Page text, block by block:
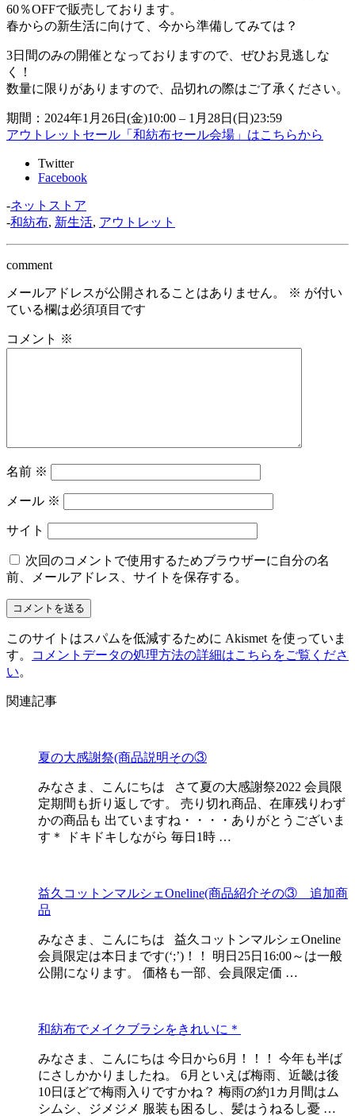
60％OFFで販売しております。
春からの新生活に向けて、今から準備してみては？
3日間のみの開催となっておりますので、ぜひお見逃しな
く！
数量に限りがありますので、品切れの際はご了承ください。
期間：2024年1月26日(金)10:00 – 1月28日(日)23:59
アウトレットセール「和紡布セール会場」はこちらから
Twitter
Facebook
-ネットストア
-和紡布, 新生活, アウトレット
comment
メールアドレスが公開されることはありません。 ※ が付い
ている欄は必須項目です
コメント ※
名前 ※
メール ※
サイト
次回のコメントで使用するためブラウザーに自分の名
前、メールアドレス、サイトを保存する。
このサイトはスパムを低減するために Akismet を使っていま
す。
コメントデータの処理方法の詳細はこちらをご覧くださ
い。
関連記事
夏の大感謝祭(商品説明その③
みなさま、こんにちは さて夏の大感謝祭2022 会員限
定期間も折り返しです。 売り切れ商品、在庫残りわず
かの商品も 出ていますね・・・・ありがとうございま
す＊ ドキドキしながら 毎日1時 …
益久コットンマルシェOneline(商品紹介その③ 追加商
品
みなさま、こんにちは 益久コットンマルシェOneline
会員限定は本日まです(‘;’)！！ 明日25日16:00～は一般
公開になります。 価格も一部、会員限定価 …
和紡布でメイクブラシをきれいに＊
みなさま、こんにちは 今日から6月！！！ 今年も半ば
にさしかかりましたね。 6月といえば梅雨、近畿は後
10日ほどで梅雨入りですかね？ 梅雨の約1カ月間はム
シムシ、ジメジメ 服装も困るし、髪はうねるし憂 …